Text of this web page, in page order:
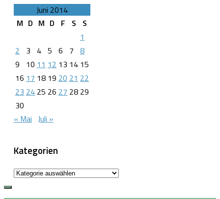
Juni 2014
M D M D F S
S
1
2
3 4 5 6 7 8
9
10 11 12 13 14 15
16 17 18 19 20 21 22
23 24 25 26 27 28 29
30
« Mai Juli »
Kategorien
Kategorien